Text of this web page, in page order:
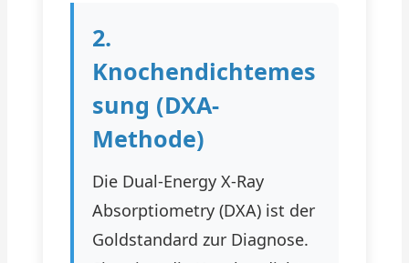
2.
Knochendichtemes
sung (DXA-
Methode)
Die Dual-Energy X-Ray
Absorptiometry (DXA) ist der
Goldstandard zur Diagnose.